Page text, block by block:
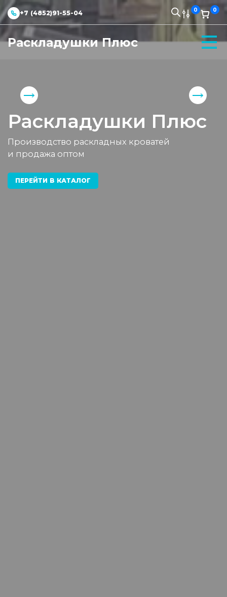
+7 (4852)91-55-04 0 0
Раскладушки Плюс
Раскладушки Плюс
Производство раскладных кроватей
и продажа оптом
ПЕРЕЙТИ В КАТАЛОГ